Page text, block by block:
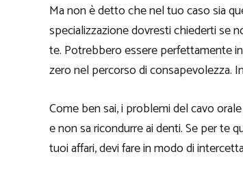
Ma non è detto che nel tuo caso sia
specializzazione dovresti chiederti se
te. Potrebbero essere perfettamente
zero nel percorso di consapevolezza.
Come ben sai, i problemi del cavo
e non sa ricondurre ai denti. Se per te
tuoi affari, devi fare in modo di